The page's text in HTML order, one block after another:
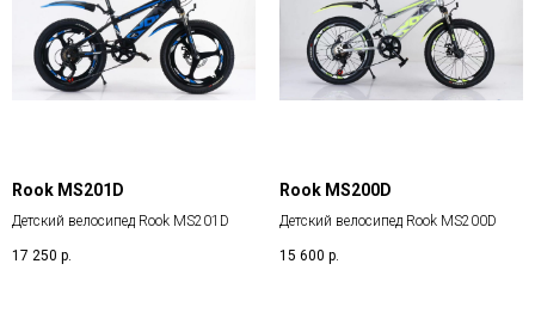
Rook MS201D
Детский велосипед Rook MS201D
17 250 р.
Rook MS200D
Детский велосипед Rook MS200D
15 600 р.